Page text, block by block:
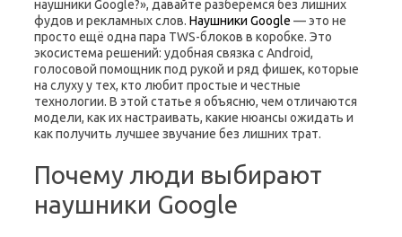
наушники Google?», давайте разберёмся без лишних
фудов и рекламных слов. Наушники Google — это не
просто ещё одна пара TWS-блоков в коробке. Это
экосистема решений: удобная связка с Android,
голосовой помощник под рукой и ряд фишек, которые
на слуху у тех, кто любит простые и честные
технологии. В этой статье я объясню, чем отличаются
модели, как их настраивать, какие нюансы ожидать и
как получить лучшее звучание без лишних трат.
Почему люди выбирают
наушники Google